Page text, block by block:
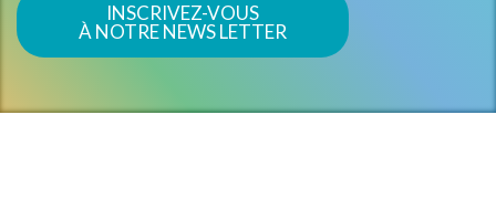
INSCRIVEZ-VOUS
À NOTRE NEWS LETTER